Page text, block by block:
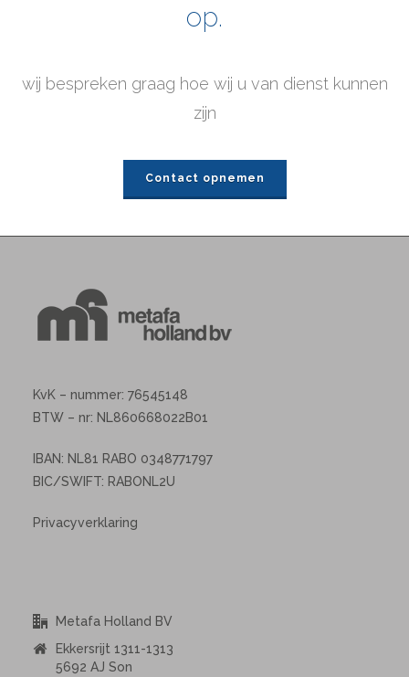
op.
wij bespreken graag hoe wij u van dienst kunnen
zijn
Contact opnemen
KvK – nummer: 76545148
BTW – nr: NL860668022B01
IBAN: NL81 RABO 0348771797
BIC/SWIFT: RABONL2U
Privacyverklaring
Metafa Holland BV
Ekkersrijt 1311-1313
5692 AJ Son